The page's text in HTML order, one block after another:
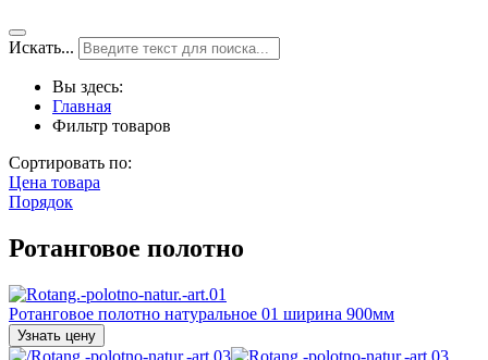
Искать...
Вы здесь:
Главная
Фильтр товаров
Сортировать по:
Цена товара
Порядок
Ротанговое полотно
Ротанговое полотно натуральное 01 ширина 900мм
Узнать цену